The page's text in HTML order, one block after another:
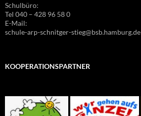
Schulbüro:
Tel 040 – 428 96 58 0
E-Mail:
schule-arp-schnitger-stieg@bsb.hamburg.de
KOOPERATIONSPARTNER